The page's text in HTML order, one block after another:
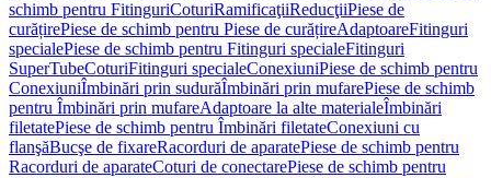
schimb pentru FitinguriCoturiRamificaţiiReducţiiPiese de
curățirePiese de schimb pentru Piese de curățireAdaptoareFitinguri
specialePiese de schimb pentru Fitinguri specialeFitinguri
SuperTubeCoturiFitinguri specialeConexiuniPiese de schimb pentru
ConexiuniÎmbinări prin sudurăÎmbinări prin mufarePiese de schimb
pentru Îmbinări prin mufareAdaptoare la alte materialeÎmbinări
filetatePiese de schimb pentru Îmbinări filetateConexiuni cu
flanşăBucşe de fixareRacorduri de aparatePiese de schimb pentru
Racorduri de aparateCoturi de conectarePiese de schimb pentru